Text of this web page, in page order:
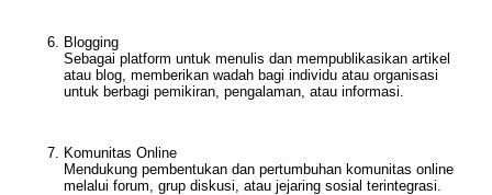
Blogging
Sebagai platform untuk menulis dan mempublikasikan artikel
atau blog, memberikan wadah bagi individu atau organisasi
untuk berbagi pemikiran, pengalaman, atau informasi.
Komunitas Online
Mendukung pembentukan dan pertumbuhan komunitas online
melalui forum, grup diskusi, atau jejaring sosial terintegrasi.